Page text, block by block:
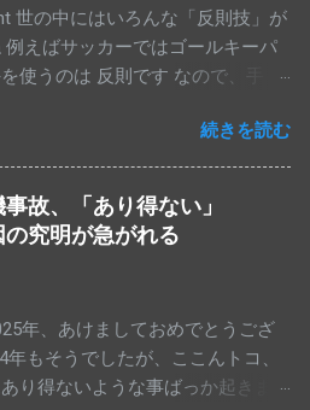
も買っちゃって、機体の取得費用
億円も使うことにOKってこと
ね。ちなみにこれ、維持運用費
ても、２千万円以上の貯金もある
活になっても大丈夫……。少なく
のことに積極的に反対しようと
（有権者）が半分以上だった、
Manga. So please translate
by using "Translate" that puts on
of this blog page and enjoy. Thank
世の中にはいろんな「反則技」が
例えばサッカーではゴールキーパ
使うのは 反則です なので、手を
当然です This blog has written in
all topics. I think this blog is
Japanese speaker. So please
articles by using "Translate" that
right side of this blog page and
こともありますね～ 後からリプ
れば、確かにわかるのですが 既
められちゃて、試合が成立した
続きを読む
故、「あり得ない」
究明が急がれる
年、あけましておめでとうござ
年もそうでしたが、ここんトコ、
り得ないような事ばっか起きま